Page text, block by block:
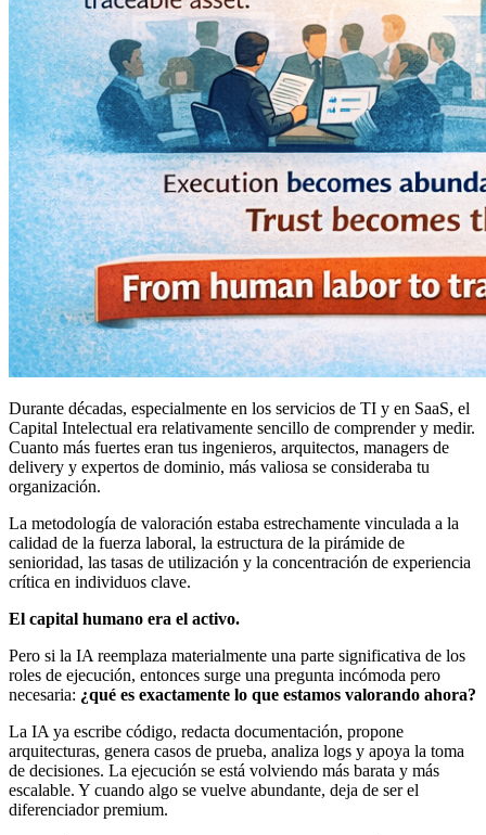
Durante décadas, especialmente en los servicios de TI y en SaaS, el
Capital Intelectual era relativamente sencillo de comprender y medir.
Cuanto más fuertes eran tus ingenieros, arquitectos, managers de
delivery y expertos de dominio, más valiosa se consideraba tu
organización.
La metodología de valoración estaba estrechamente vinculada a la
calidad de la fuerza laboral, la estructura de la pirámide de
senioridad, las tasas de utilización y la concentración de experiencia
crítica en individuos clave.
El capital humano era el activo.
Pero si la IA reemplaza materialmente una parte significativa de los
roles de ejecución, entonces surge una pregunta incómoda pero
necesaria: ¿qué es exactamente lo que estamos valorando ahora?
La IA ya escribe código, redacta documentación, propone
arquitecturas, genera casos de prueba, analiza logs y apoya la toma
de decisiones. La ejecución se está volviendo más barata y más
escalable. Y cuando algo se vuelve abundante, deja de ser el
diferenciador premium.